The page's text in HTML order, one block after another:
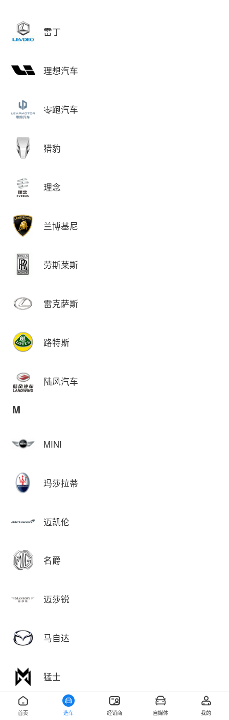
雷丁
理想汽车
零跑汽车
猎豹
理念
兰博基尼
劳斯莱斯
雷克萨斯
路特斯
陆风汽车
M
MINI
玛莎拉蒂
迈凯伦
名爵
迈莎锐
马自达
猛士
首页 选车 经销商 自媒体 我的